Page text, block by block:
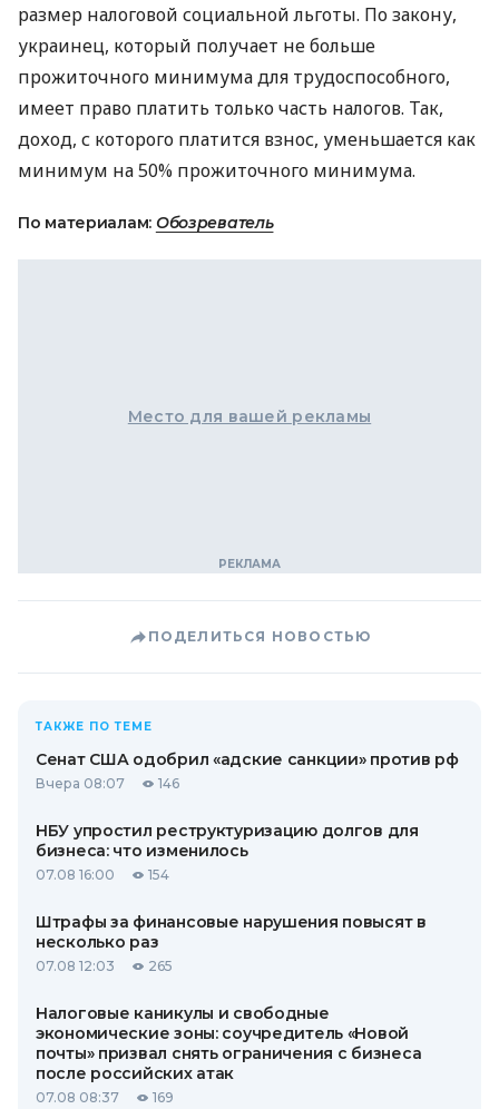
размер налоговой социальной льготы. По закону,
украинец, который получает не больше
прожиточного минимума для трудоспособного,
имеет право платить только часть налогов. Так,
доход, с которого платится взнос, уменьшается как
минимум на 50% прожиточного минимума.
По материалам: Обозреватель
Место для вашей рекламы
ПОДЕЛИТЬСЯ НОВОСТЬЮ
ТАКЖЕ ПО ТЕМЕ
Сенат США одобрил «адские санкции» против рф
Вчера 08:07 146
НБУ упростил реструктуризацию долгов для
бизнеса: что изменилось
07.08 16:00 154
Штрафы за финансовые нарушения повысят в
несколько раз
07.08 12:03 265
Налоговые каникулы и свободные
экономические зоны: соучредитель «Новой
почты» призвал снять ограничения с бизнеса
после российских атак
07.08 08:37 169